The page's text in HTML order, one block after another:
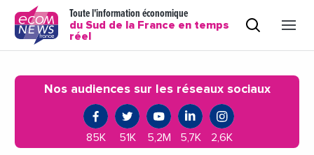
Toute l'information économique
du Sud de la France en temps
réel
Nos audiences sur les réseaux sociaux
85K 51K 5,2M 5,7K 2,6K